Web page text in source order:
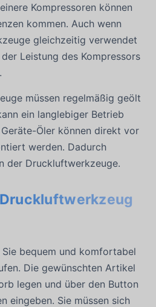
Kompressoren können
kommen. Auch wenn
gleichzeitig verwendet
Leistung des Kompressors
müssen regelmäßig geölt
ein langlebiger Betrieb
Öler können direkt vor
werden. Dadurch
der Druckluftwerkzeuge.
Druckluftwerkzeug
Sie bequem und komfortabel
Die gewünschten Artikel
legen und über den Button
eingeben. Sie müssen sich